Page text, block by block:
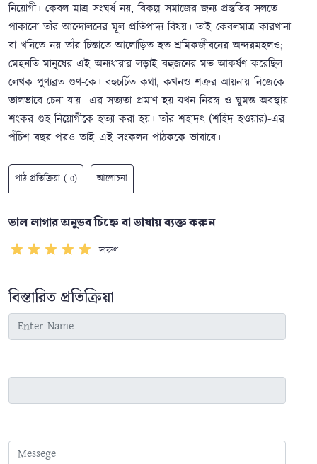
নিয়োগী। কেবল মাত্র সংঘর্ষ নয়, বিকল্প সমাজের জন্য প্রস্তুতির সলতে
পাকানো তাঁর আন্দোলনের মূল প্রতিপাদ্য বিষয়। তাই কেবলমাত্র কারখানা
বা খনিতে নয় তাঁর চিন্তাতে আলোড়িত হত শ্রমিকজীবনের অন্দরমহলও;
মেহনতি মানুষের এই অন্যধারার লড়াই বহুজনের মত আকর্ষণ করেছিল
লেখক পুণ্যব্রত গুণ-কে। বহুচর্চিত কথা, কখনও শত্রুর আয়নায় নিজেকে
ভালভাবে চেনা যায়—এর সত্যতা প্রমাণ হয় যখন নিরস্ত্র ও ঘুমন্ত অবস্থায়
শংকর গুহ নিয়োগীকে হত্যা করা হয়। তাঁর শহাদৎ (শহিদ হওয়ার)-এর
পঁচিশ বছর পরও তাই এই সংকলন পাঠককে ভাবাবে।
পাঠ-প্রতিক্রিয়া ( 0) আলোচনা
ভাল লাগার অনুভব চিহ্নে বা ভাষায় ব্যক্ত করুন
দারুণ
বিস্তারিত প্রতিক্রিয়া